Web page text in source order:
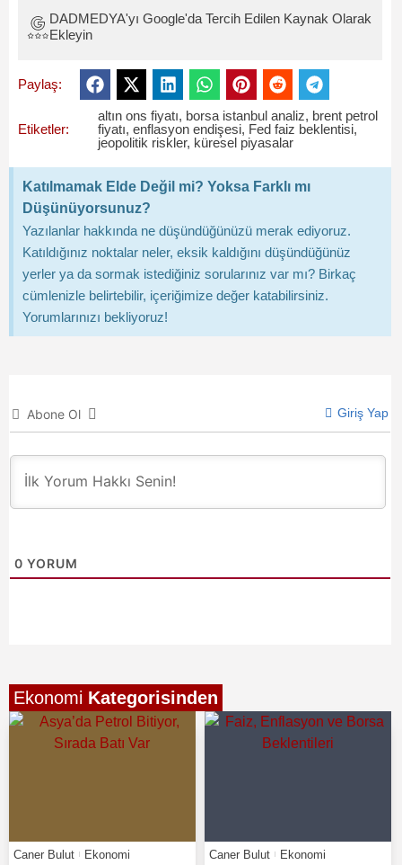
DADMEDYA'yı Google'da Tercih Edilen Kaynak Olarak
Ekleyin
Paylaş:
Etiketler:
altın ons fiyatı, borsa istanbul analiz, brent petrol
fiyatı,enflasyon endişesi, Fed faiz beklentisi,
jeopolitik riskler, küresel piyasalar
Katılmamak Elde Değil mi? Yoksa Farklı mı
Düşünüyorsunuz?
Yazılanlar hakkında ne düşündüğünüzü merak ediyoruz.
Katıldığınız noktalar neler, eksik kaldığını düşündüğünüz
yerler ya da sormak istediğiniz sorularınız var mı? Birkaç
cümlenizle belirtebilir, içeriğimize değer katabilirsiniz.
Yorumlarınızı bekliyoruz!
Abone Ol Giriş Yap
0 YORUM
Ekonomi Kategorisinden
Caner Bulut Ekonomi Caner Bulut Ekonomi